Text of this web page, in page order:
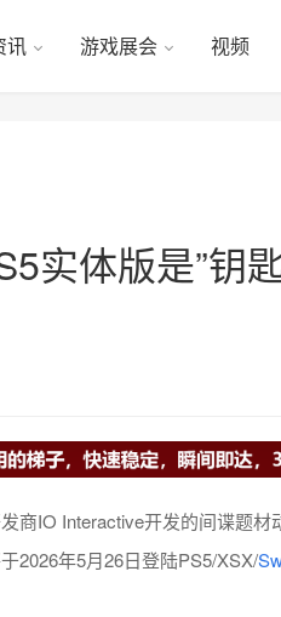
讯 游戏展会 视频
实体版是”钥
商IO Interactive开发的间谍题
2026年5月26日登陆PS5/XSX/